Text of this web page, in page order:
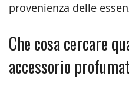
provenienza delle
Che cosa cercare
accessorio